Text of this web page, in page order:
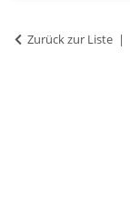
Zurück zur Liste